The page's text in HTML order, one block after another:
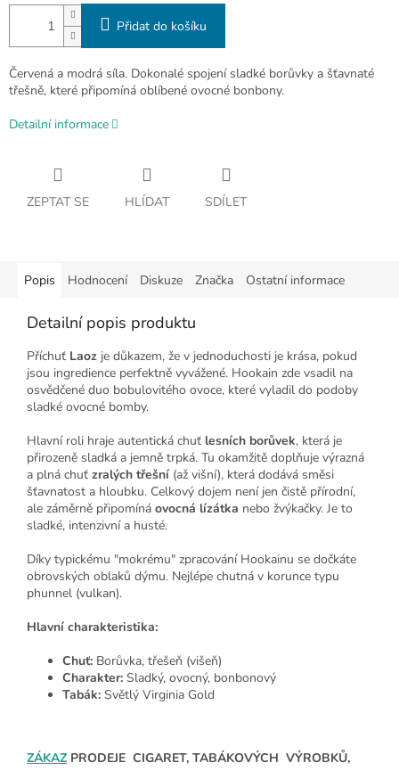
Přidat do košíku
Červená a modrá síla. Dokonalé spojení sladké borůvky a šťavnaté
třešně, které připomíná oblíbené ovocné bonbony.
Detailní informace
ZEPTAT SE HLÍDAT SDÍLET
Popis Hodnocení Diskuze Značka Ostatní informace
Detailní popis produktu
Příchuť Laoz je důkazem, že v jednoduchosti je krása, pokud
jsou ingredience perfektně vyvážené. Hookain zde vsadil na
osvědčené duo bobulovitého ovoce, které vyladil do podoby
sladké ovocné bomby.
Hlavní roli hraje autentická chuť lesních borůvek, která je
přirozeně sladká a jemně trpká. Tu okamžitě doplňuje výrazná
a plná chuť zralých třešní (až višní), která dodává směsi
šťavnatost a hloubku. Celkový dojem není jen čistě přírodní,
ale záměrně připomíná ovocná lízátka nebo žvýkačky. Je to
sladké, intenzivní a husté.
Díky typickému "mokrému" zpracování Hookainu se dočkáte
obrovských oblaků dýmu. Nejlépe chutná v korunce typu
phunnel (vulkan).
Hlavní charakteristika:
Chuť: Borůvka, třešeň (višeň)
Charakter: Sladký, ovocný, bonbonový
Tabák: Světlý Virginia Gold
ZÁKAZPRODEJE CIGARET, TABÁKOVÝCH VÝROBKŮ,